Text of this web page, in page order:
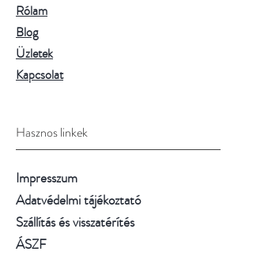
Rólam
Blog
Üzletek
Kapcsolat
Hasznos linkek
Impresszum
Adatvédelmi tájékoztató
Szállítás és visszatérítés
ÁSZF